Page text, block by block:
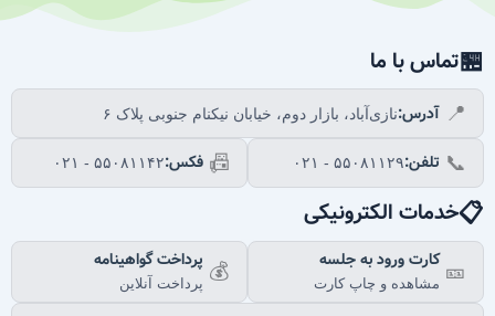
🏪تماس با ما
📍 آدرس:نازی‌آباد، بازار دوم، خیابان نیکنام جنوبی پلاک ۶
📞 تلفن:۰۲۱ - ۵۵۰۸۱۱۲۹ 📠 فکس:۰۲۱ - ۵۵۰۸۱۱۴۲
📋خدمات الکترونیکی
🎫 کارت ورود به جلسه
مشاهده و چاپ کارت
💰 پرداخت گواهینامه
پرداخت آنلاین